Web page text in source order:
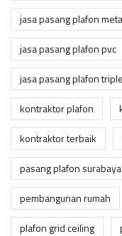
jasa pasang plafon
jasa pasang plafon pvc
jasa pasang plafon
kontraktor plafon
kontraktor terbaik
pasang plafon surabaya
pembangunan rumah
plafon grid ceiling